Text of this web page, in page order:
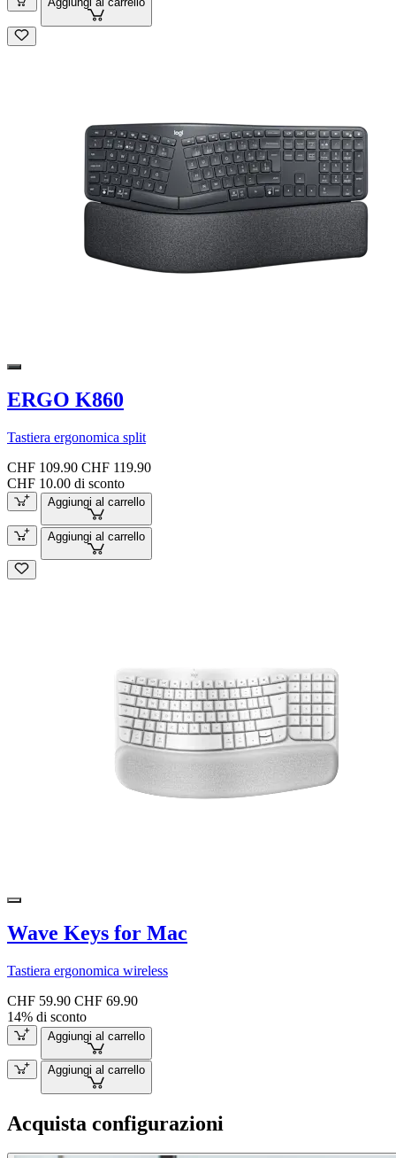
ERGO K860
Tastiera ergonomica split
CHF 109.90 CHF 119.90
CHF 10.00 di sconto
Aggiungi al carrello
Aggiungi al carrello
Wave Keys for Mac
Tastiera ergonomica wireless
CHF 59.90 CHF 69.90
14% di sconto
Aggiungi al carrello
Aggiungi al carrello
Acquista configurazioni